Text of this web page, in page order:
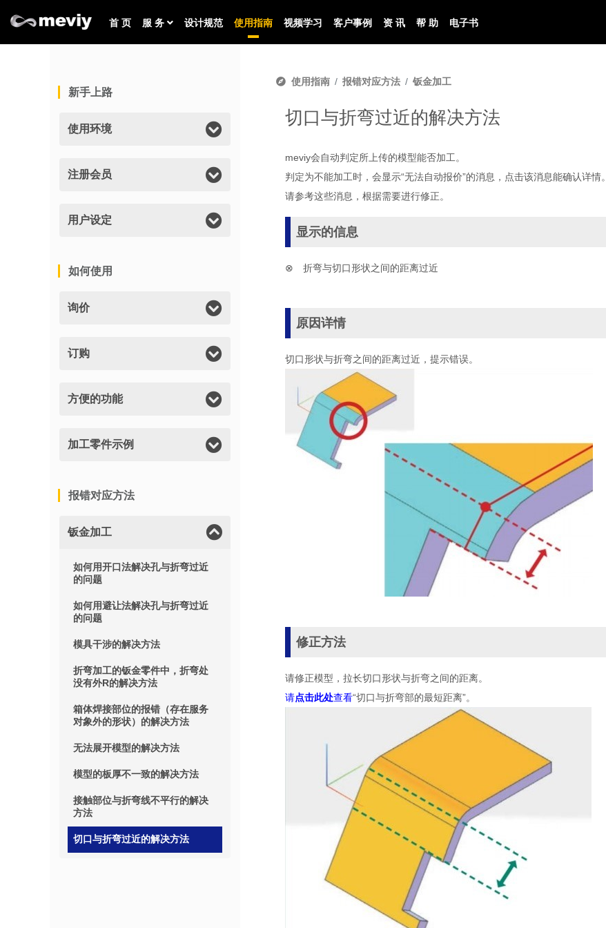
首 页 服 务 设计规范 使用指南 视频学习 客户事例 资 讯 帮 助 电子书
新手上路
使用环境
注册会员
用户设定
如何使用
询价
订购
方便的功能
加工零件示例
报错对应方法
钣金加工
如何用开口法解决孔与折弯过近
的问题
如何用避让法解决孔与折弯过近
的问题
模具干涉的解决方法
折弯加工的钣金零件中，折弯处
没有外R的解决方法
箱体焊接部位的报错（存在服务
对象外的形状）的解决方法
无法展开模型的解决方法
模型的板厚不一致的解决方法
接触部位与折弯线不平行的解决
方法
切口与折弯过近的解决方法
使用指南 报错对应方法 钣金加工
切口与折弯过近的解决方法
meviy会自动判定所上传的模型能否加工。
判定为不能加工时，会显示“无法自动报价”的消息，点击该消息能确认详情。
请参考这些消息，根据需要进行修正。
显示的信息
⊗ 折弯与切口形状之间的距离过近
原因详情
切口形状与折弯之间的距离过近，提示错误。
修正方法
请修正模型，拉长切口形状与折弯之间的距离。
请点击此处查看“切口与折弯部的最短距离”。